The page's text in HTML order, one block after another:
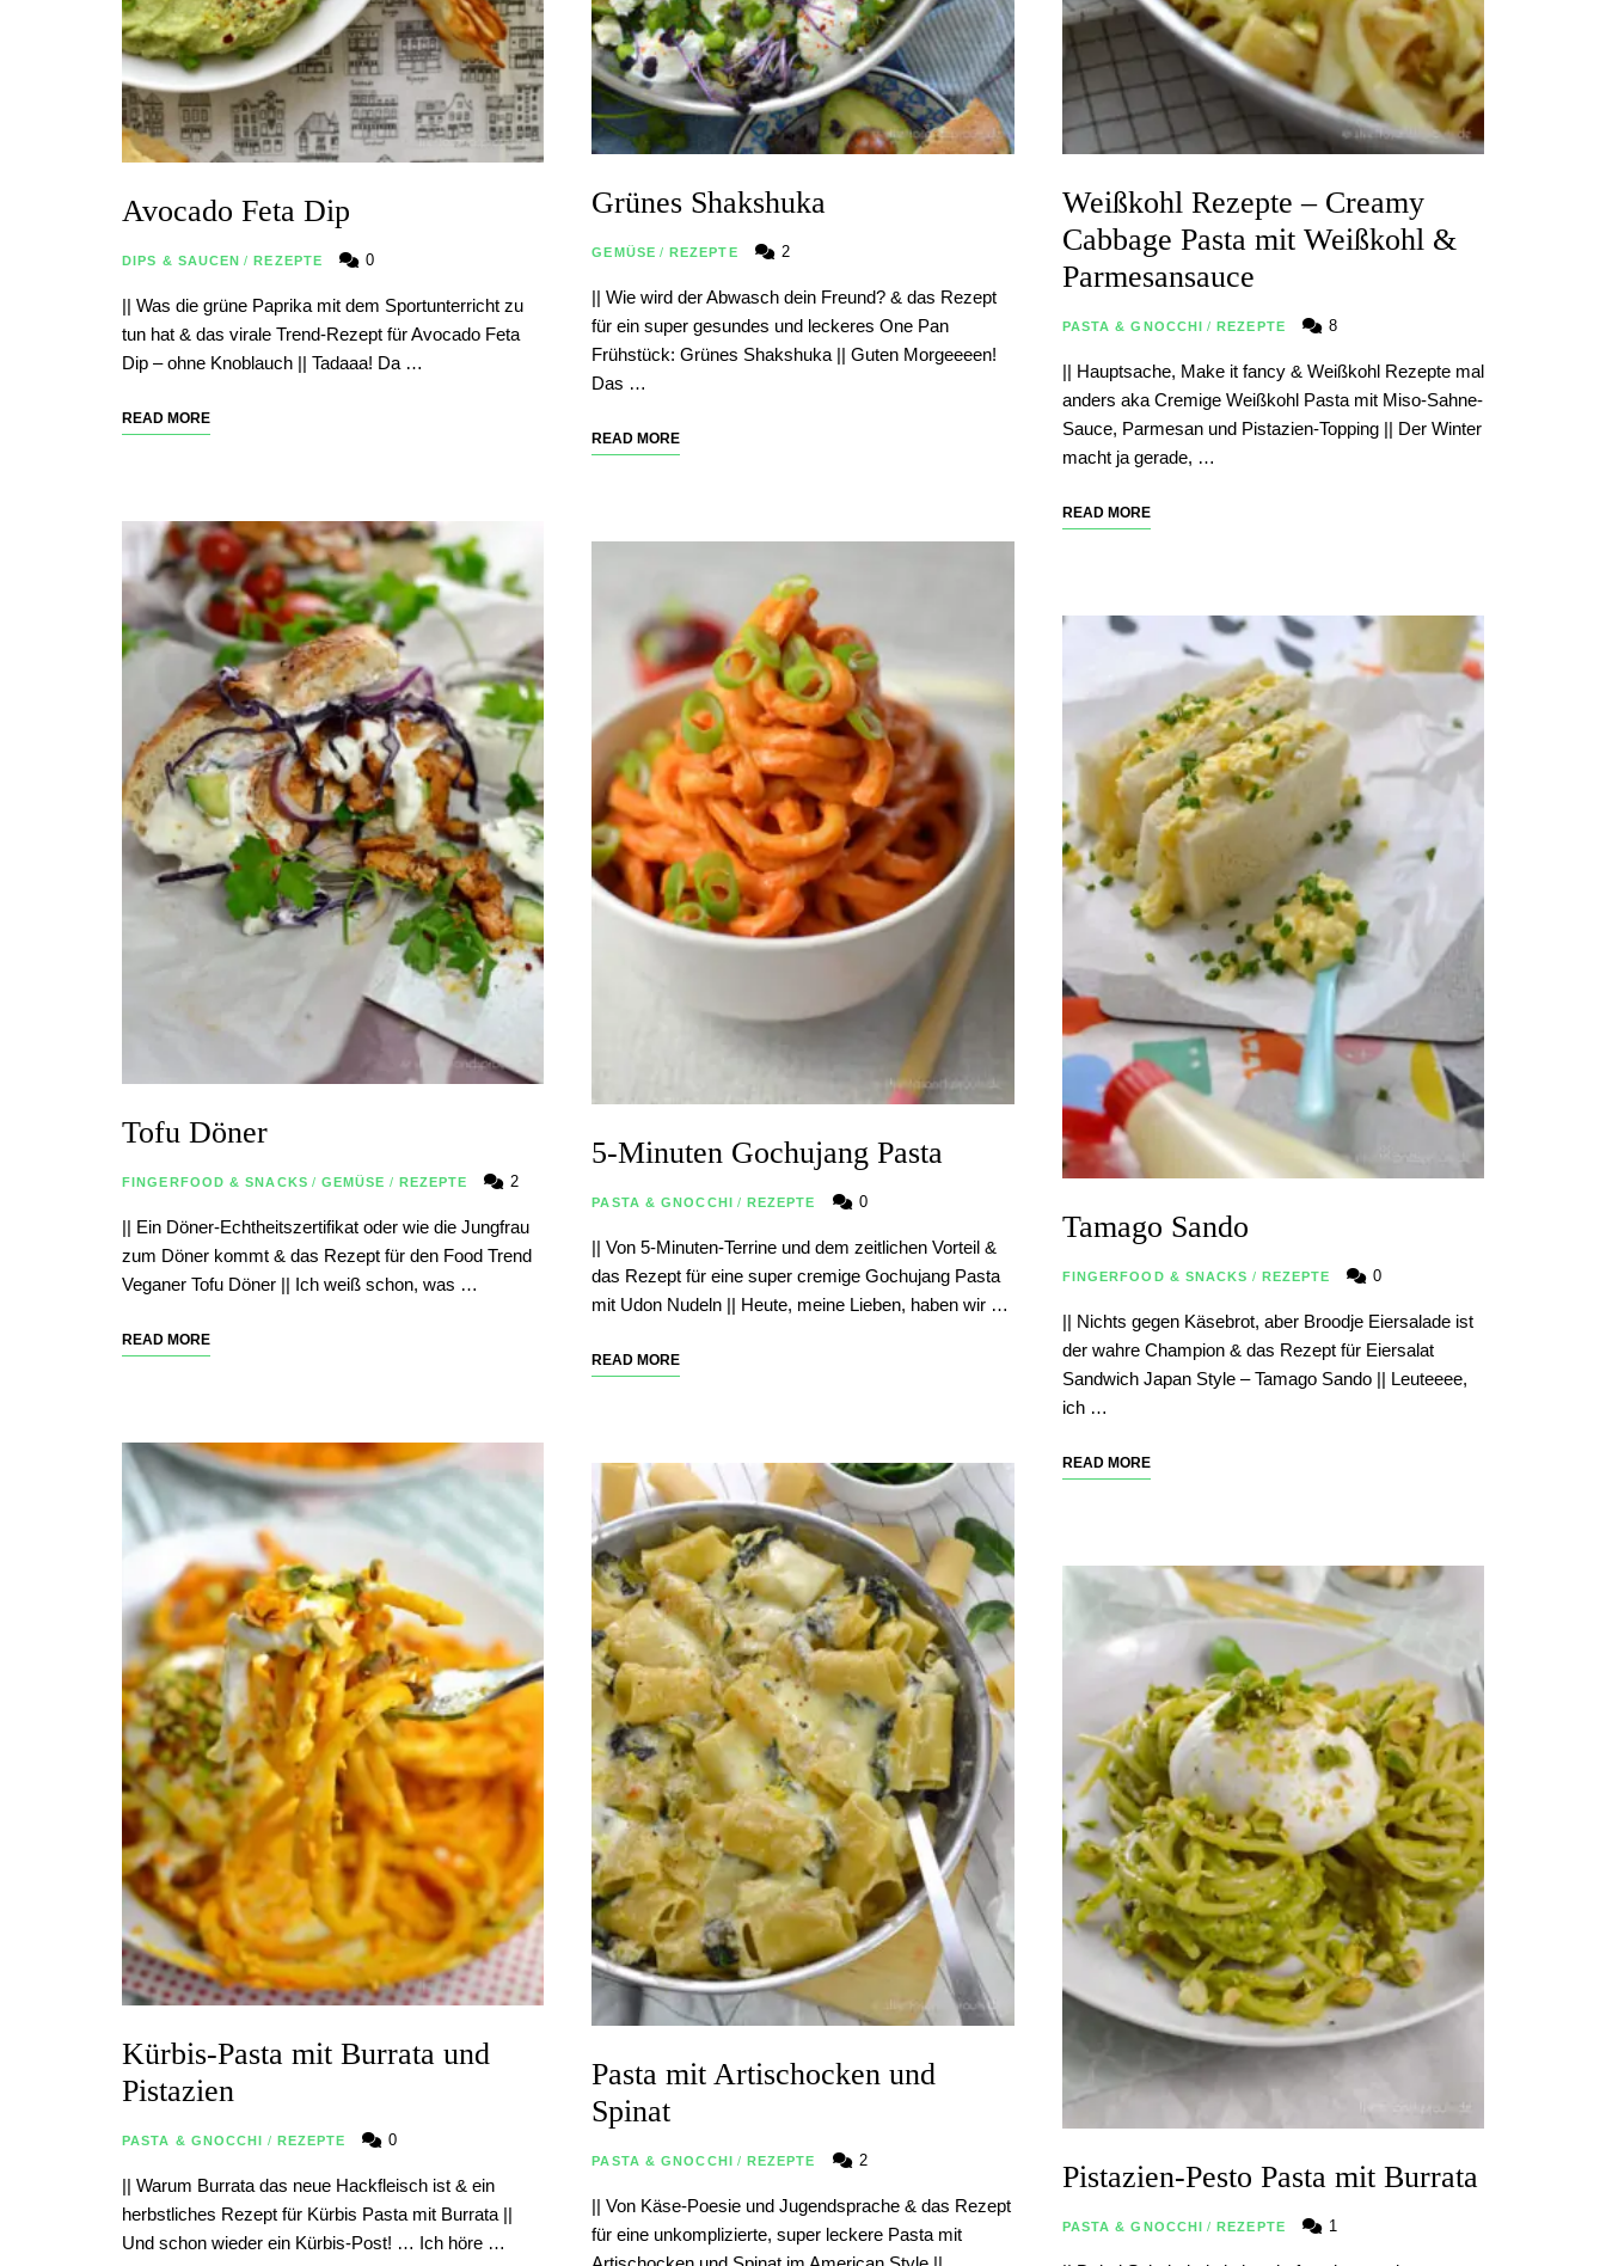
Avocado Feta Dip
DIPS & SAUCEN / REZEPTE 0
|| Was die grüne Paprika mit dem Sportunterricht zu
tun hat & das virale Trend-Rezept für Avocado Feta
Dip – ohne Knoblauch || Tadaaa! Da …
READ MORE
Tofu Döner
FINGERFOOD & SNACKS / GEMÜSE / REZEPTE 2
|| Ein Döner-Echtheitszertifikat oder wie die Jungfrau
zum Döner kommt & das Rezept für den Food Trend
Veganer Tofu Döner || Ich weiß schon, was …
READ MORE
Kürbis-Pasta mit Burrata und
Pistazien
PASTA & GNOCCHI / REZEPTE 0
|| Warum Burrata das neue Hackfleisch ist & ein
herbstliches Rezept für Kürbis Pasta mit Burrata ||
Und schon wieder ein Kürbis-Post! … Ich höre …
Grünes Shakshuka
GEMÜSE / REZEPTE 2
|| Wie wird der Abwasch dein Freund? & das Rezept
für ein super gesundes und leckeres One Pan
Frühstück: Grünes Shakshuka || Guten Morgeeeen!
Das …
READ MORE
5-Minuten Gochujang Pasta
PASTA & GNOCCHI / REZEPTE 0
|| Von 5-Minuten-Terrine und dem zeitlichen Vorteil &
das Rezept für eine super cremige Gochujang Pasta
mit Udon Nudeln || Heute, meine Lieben, haben wir …
READ MORE
Pasta mit Artischocken und
Spinat
PASTA & GNOCCHI / REZEPTE 2
|| Von Käse-Poesie und Jugendsprache & das Rezept
für eine unkomplizierte, super leckere Pasta mit
Weißkohl Rezepte – Creamy
Cabbage Pasta mit Weißkohl &
Parmesansauce
PASTA & GNOCCHI / REZEPTE 8
|| Hauptsache, Make it fancy & Weißkohl Rezepte mal
anders aka Cremige Weißkohl Pasta mit Miso-Sahne-
Sauce, Parmesan und Pistazien-Topping || Der Winter
macht ja gerade, …
READ MORE
Tamago Sando
FINGERFOOD & SNACKS / REZEPTE 0
|| Nichts gegen Käsebrot, aber Broodje Eiersalade ist
der wahre Champion & das Rezept für Eiersalat
Sandwich Japan Style – Tamago Sando || Leuteeee,
ich …
READ MORE
Pistazien-Pesto Pasta mit Burrata
PASTA & GNOCCHI / REZEPTE 1